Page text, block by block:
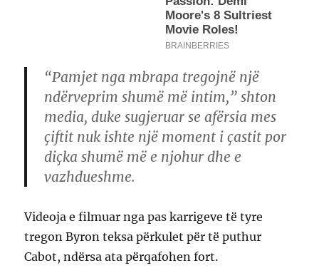
“Pamjet nga mbrapa tregojnë një
ndërveprim shumë më intim,” shton
media, duke sugjeruar se afërsia mes
çiftit nuk ishte një moment i çastit por
diçka shumë më e njohur dhe e
vazhdueshme.
Videoja e filmuar nga pas karrigeve të tyre
tregon Byron teksa përkulet për të puthur
Cabot, ndërsa ata përqafohen fort.